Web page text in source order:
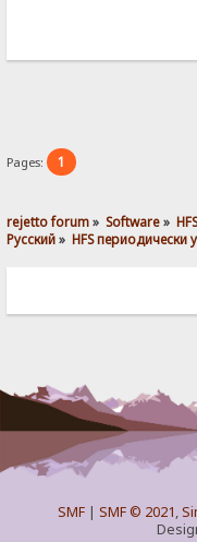
Pages: 1
rejetto forum» Software»
Pусский» HFS периодически
SMF| SMF © 2021,